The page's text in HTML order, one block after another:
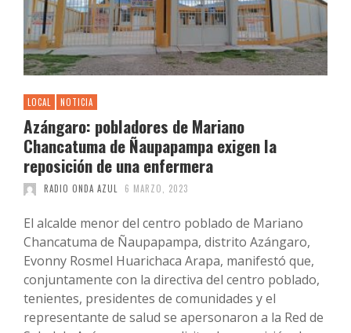
LOCAL NOTICIA
Azángaro: pobladores de Mariano
Chancatuma de Ñaupapampa exigen la
reposición de una enfermera
RADIO ONDA AZUL 6 MARZO, 2023
El alcalde menor del centro poblado de Mariano
Chancatuma de Ñaupapampa, distrito Azángaro,
Evonny Rosmel Huarichaca Arapa, manifestó que,
conjuntamente con la directiva del centro poblado,
tenientes, presidentes de comunidades y el
representante de salud se apersonaron a la Red de